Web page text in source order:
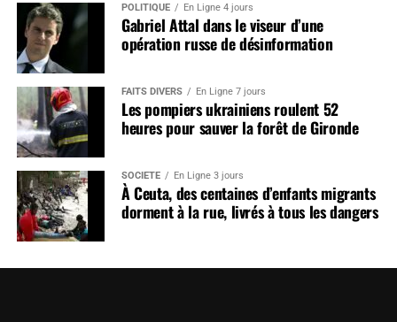
POLITIQUE En Ligne 4 jours
Gabriel Attal dans le viseur d’une
opération russe de désinformation
FAITS DIVERS En Ligne 7 jours
Les pompiers ukrainiens roulent 52
heures pour sauver la forêt de Gironde
SOCIÉTÉ En Ligne 3 jours
À Ceuta, des centaines d’enfants migrants
dorment à la rue, livrés à tous les dangers